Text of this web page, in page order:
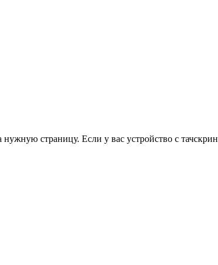
страницу. Если у вас устройство с